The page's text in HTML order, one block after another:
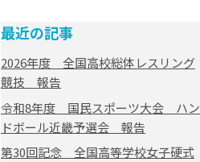
最近の記事
2026年度 全国高校総体レスリング
競技 報告
令和8年度 国民スポーツ大会 ハン
ドボール近畿予選会 報告
第30回記念 全国高等学校女子硬式